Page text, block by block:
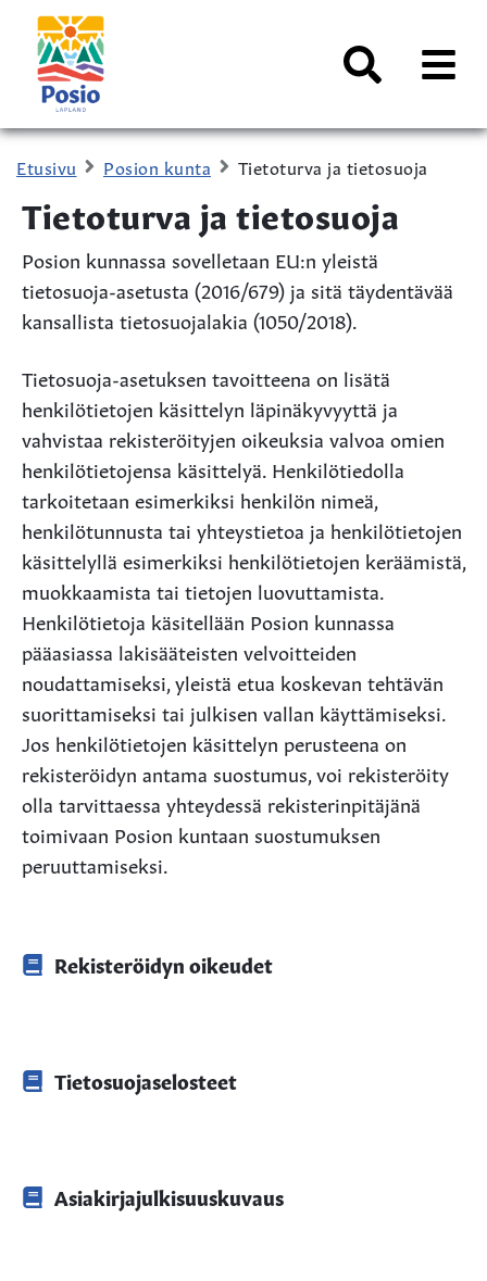
Siirry sisältöön
Kaupungin
logo
AVAA
Etusivu Posion kunta Tietoturva ja tietosuoja
Tietoturva ja tietosuoja
Posion kunnassa sovelletaan EU:n yleistä
tietosuoja-asetusta (2016/679) ja sitä täydentävää
kansallista tietosuojalakia (1050/2018).
Tietosuoja-asetuksen tavoitteena on lisätä
henkilötietojen käsittelyn läpinäkyvyyttä ja
vahvistaa rekisteröityjen oikeuksia valvoa omien
henkilötietojensa käsittelyä. Henkilötiedolla
tarkoitetaan esimerkiksi henkilön nimeä,
henkilötunnusta tai yhteystietoa ja henkilötietojen
käsittelyllä esimerkiksi henkilötietojen keräämistä,
muokkaamista tai tietojen luovuttamista.
Henkilötietoja käsitellään Posion kunnassa
pääasiassa lakisääteisten velvoitteiden
noudattamiseksi, yleistä etua koskevan tehtävän
suorittamiseksi tai julkisen vallan käyttämiseksi.
Jos henkilötietojen käsittelyn perusteena on
rekisteröidyn antama suostumus, voi rekisteröity
olla tarvittaessa yhteydessä rekisterinpitäjänä
toimivaan Posion kuntaan suostumuksen
peruuttamiseksi.
Rekisteröidyn oikeudet
Tietosuojaselosteet
Asiakirjajulkisuuskuvaus